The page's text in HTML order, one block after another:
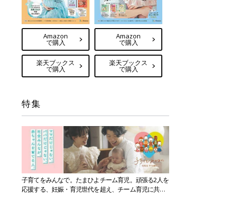
Amazon
で購入
楽天ブックス
で購入
Amazon
で購入
楽天ブックス
で購入
特集
子育てをみんなで。たまひよチーム育児。頑張る2人を
応援する、妊娠・育児世代を超え、チーム育児に共感